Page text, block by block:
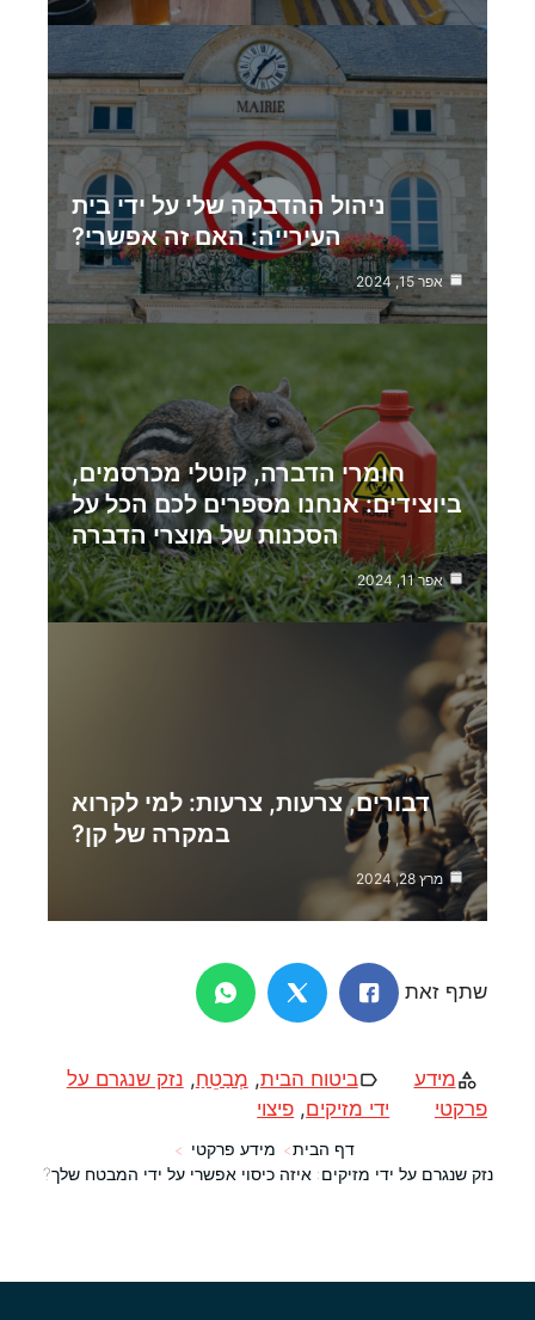
ניהול ההדבקה שלי על ידי בית
העירייה: האם זה אפשרי?
אפר 15, 2024
חומרי הדברה, קוטלי מכרסמים,
ביוצידים: אנחנו מספרים לכם הכל על
הסכנות של מוצרי הדברה
אפר 11, 2024
דבורים, צרעות, צרעות: למי לקרוא
במקרה של קן?
מרץ 28, 2024
שתף זאת
מידע
פרקטי
ביטוח הבית, מְבַטֵחַ, נזק שנגרם על
ידי מזיקים, פיצוי
דף הבית
מידע פרקטי
נזק שנגרם על ידי מזיקים: איזה כיסוי אפשרי על ידי המבטח שלך?